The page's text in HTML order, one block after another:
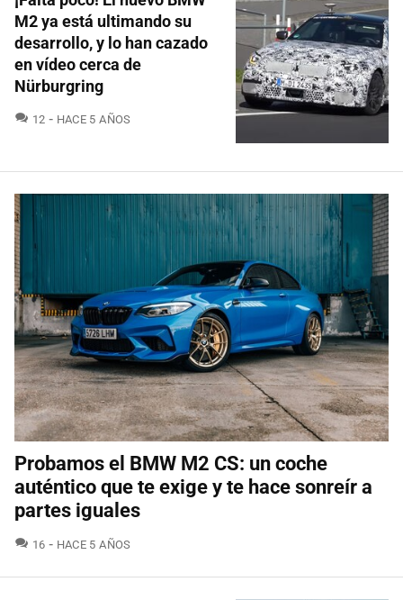
M2 ya está ultimando su
desarrollo, y lo han cazado
en vídeo cerca de
Nürburgring
12 COMENTARIOS
HACE 5 AÑOS
Probamos el BMW M2 CS: un coche
auténtico que te exige y te hace sonreír a
partes iguales
16 COMENTARIOS
HACE 5 AÑOS